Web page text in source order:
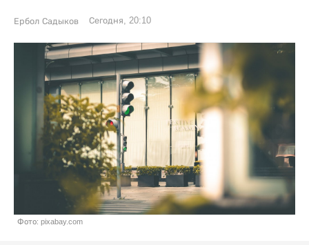
Ербол Садыков Сегодня, 20:10
Фото: pixabay.com